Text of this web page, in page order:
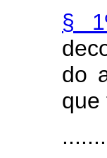
§
do
que